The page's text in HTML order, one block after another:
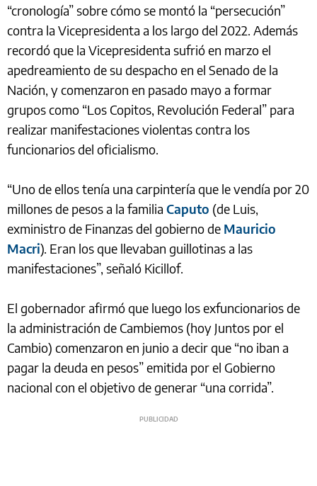
“cronología” sobre cómo se montó la “persecución”
contra la Vicepresidenta a los largo del 2022. Además
recordó que la Vicepresidenta sufrió en marzo el
apedreamiento de su despacho en el Senado de la
Nación, y comenzaron en pasado mayo a formar
grupos como “Los Copitos, Revolución Federal” para
realizar manifestaciones violentas contra los
funcionarios del oficialismo.
“Uno de ellos tenía una carpintería que le vendía por 20
millones de pesos a la familia Caputo (de Luis,
exministro de Finanzas del gobierno de Mauricio
Macri). Eran los que llevaban guillotinas a las
manifestaciones”, señaló Kicillof.
El gobernador afirmó que luego los exfuncionarios de
la administración de Cambiemos (hoy Juntos por el
Cambio) comenzaron en junio a decir que “no iban a
pagar la deuda en pesos” emitida por el Gobierno
nacional con el objetivo de generar “una corrida”.